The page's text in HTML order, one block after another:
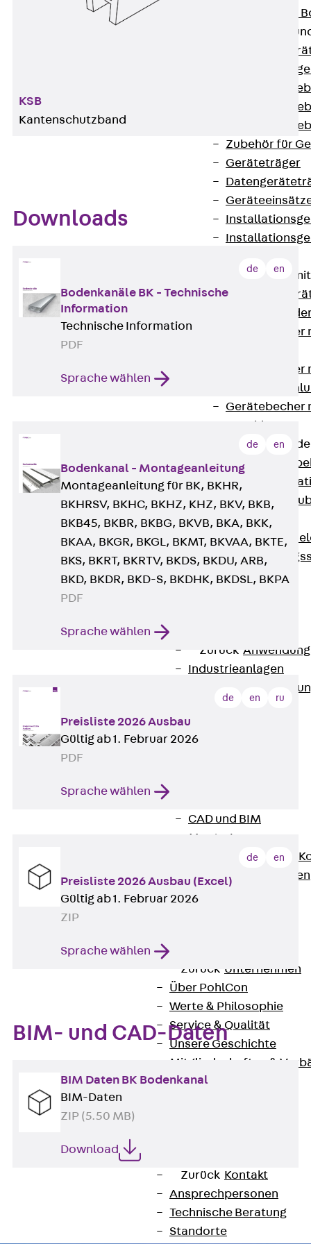
Nivellierbare
Gerätebecher
Runde
Eckige
Eckige
Zubehör für
Geräteträger
Gerätebecher
Gerätebecher
Gerätebecher
GST18-
Gerätebecher
Anschluss
Zubehör für
Zurück
Optionales
Ersatzteile
Werkzeuge
Zurück
Industrieanlagen
Bodengeführte
Tunnel
Funktionserhalt
CAD und BIM
Montage
Beratung, Planung,
Individuelle Lösungen
Referenzen
Unternehmen
Zurück Unternehmen
Über PohlCon
Werte & Philosophie
Service & Qualität
Unsere Geschichte
Mitgliedschaften &
Aktuelles
Zurück Kontakt
Ansprechpersonen
Technische Beratung
Standorte
KSB
Kantenschutzband
Downloads
de en
Bodenkanäle BK - Technische
Information
Technische Information
PDF
Sprache wählen
de en
Bodenkanal - Montageanleitung
Montageanleitung für BK, BKHR,
BKHRSV, BKHC, BKHZ, KHZ, BKV, BKB,
BKB45, BKBR, BKBG, BKVB, BKA, BKK,
BKAA, BKGR, BKGL, BKMT, BKVAA, BKTE,
BKS, BKRT, BKRTV, BKDS, BKDU, ARB,
BKD, BKDR, BKD-S, BKDHK, BKDSL, BKPA
PDF
Sprache wählen
de en ru
Preisliste 2026 Ausbau
Gültig ab 1. Februar 2026
PDF
Sprache wählen
de en
Preisliste 2026 Ausbau (Excel)
Gültig ab 1. Februar 2026
ZIP
Sprache wählen
BIM- und CAD-Daten
BIM Daten BK Bodenkanal
BIM-Daten
ZIP (5.50 MB)
Download